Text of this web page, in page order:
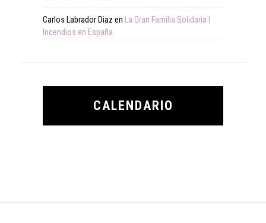
Carlos Labrador Diaz en
La Gran Familia Solidaria |
Incendios en España
CALENDARIO